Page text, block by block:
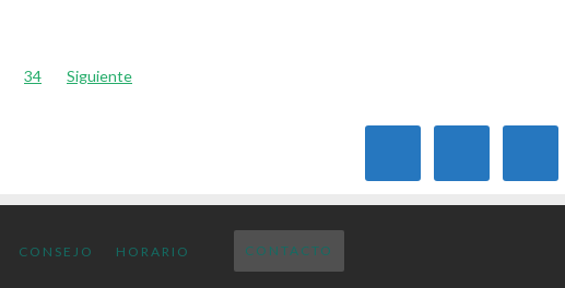
34 Siguiente
CONTACTO
HORARIO
CONSEJO